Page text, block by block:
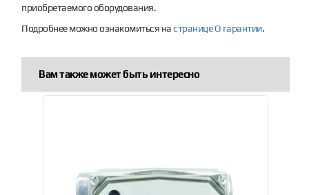
приобретаемого оборудования.
Подробнее можно ознакомиться настранице О гарантии.
Вам также может быть интересно